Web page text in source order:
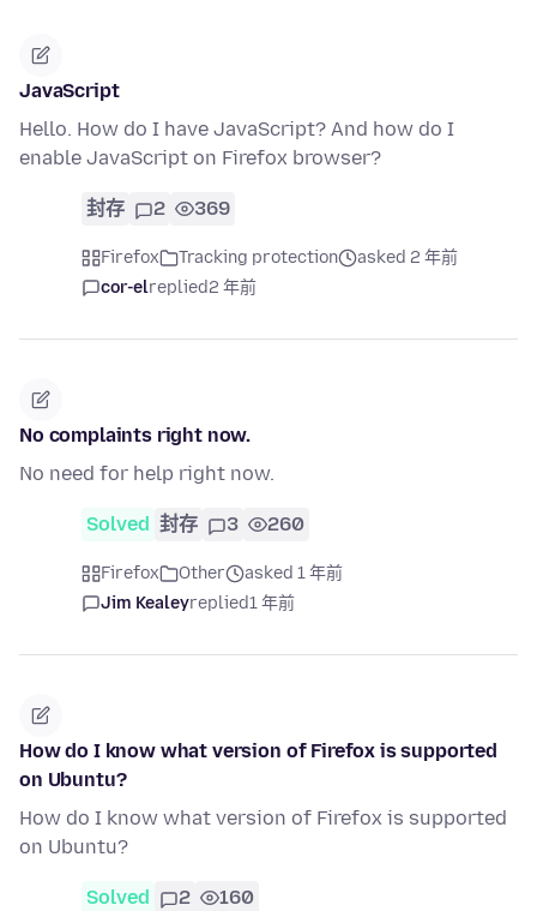
JavaScript
Hello. How do I have JavaScript? And how do I
enable JavaScript on Firefox browser?
封存 2 369
Firefox Tracking protection
asked 2 年前
cor-elreplied2 年前
No complaints right now.
No need for help right now.
Solved 封存 3 260
Firefox Other
asked 1 年前
Jim Kealeyreplied1 年前
How do I know what version of Firefox is supported
on Ubuntu?
How do I know what version of Firefox is supported
on Ubuntu?
Solved 2 160